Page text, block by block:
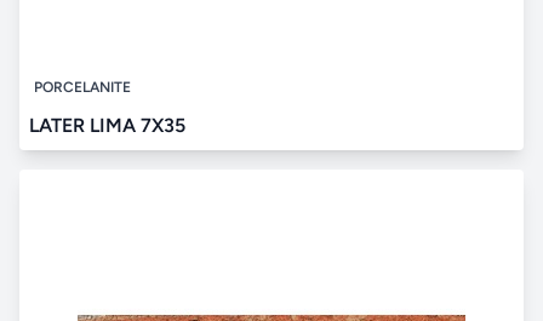
PORCELANITE
LATER LIMA 7X35